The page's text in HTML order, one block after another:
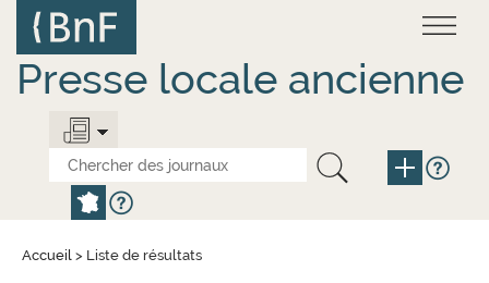
contenu
principal
Presse locale ancienne
Accueil > Liste de résultats
Panneau de gestion des cookies